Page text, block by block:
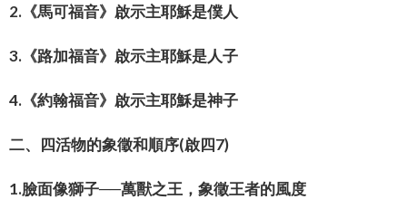
2.《馬可福音》啟示主耶穌是僕人
3.《路加福音》啟示主耶穌是人子
4.《約翰福音》啟示主耶穌是神子
二、四活物的象徵和順序(啟四7)
1.臉面像獅子──萬獸之王，象徵王者的風度